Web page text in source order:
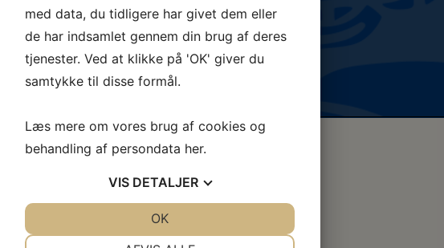
Organisation
Til fagfolk
Rammeaftaler
med data, du tidligere har givet dem eller
de har indsamlet gennem din brug af deres
tjenester. Ved at klikke på 'OK' giver du
samtykke til disse formål.
Læs mere om vores brug af cookies og
behandling af persondata her.
VIS DETALJER
OK